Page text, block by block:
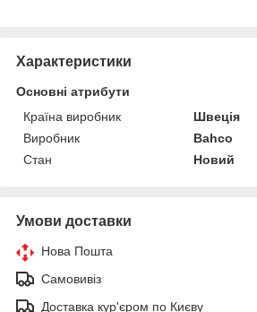
Характеристики
Основні атрибути
Країна виробник
Швеція
Виробник
Bahco
Стан
Новий
Умови доставки
Нова Пошта
Самовивіз
Доставка кур'єром по Києву